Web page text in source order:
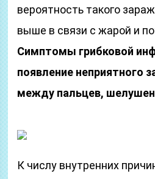
вероятность такого
выше в связи с жарой и
Симптомы грибковой
появление неприятного
между пальцев,
К числу внутренних